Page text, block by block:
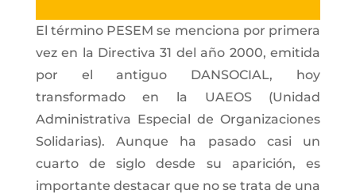
El término PESEM se menciona por primera
vez en la Directiva 31 del año 2000, emitida
por el antiguo DANSOCIAL, hoy
transformado en la UAEOS (Unidad
Administrativa Especial de Organizaciones
Solidarias). Aunque ha pasado casi un
cuarto de siglo desde su aparición, es
importante destacar que no se trata de una